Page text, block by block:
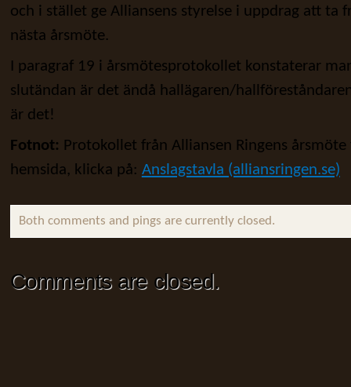
och i stället ge Alliansens styrelse i uppdrag att ta
nästa årsmöte.
I paragraf 19 i årsmötesprotokollet konstaterar
slutändan är det ändå hallägaren/
är det!
Fotnot: Protokollet från Alliansen Ringens
hemsida, klicka på: Anslagstavla (alliansringen.se)
Both comments and pings are currently closed.
Comments are closed.